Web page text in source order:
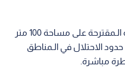
وبحسب مصادر صحفية، تقع القاعدة الـمقترحة على مساحة 100 متر
حدود الاحتلال في الـمناطق
مباشرة.